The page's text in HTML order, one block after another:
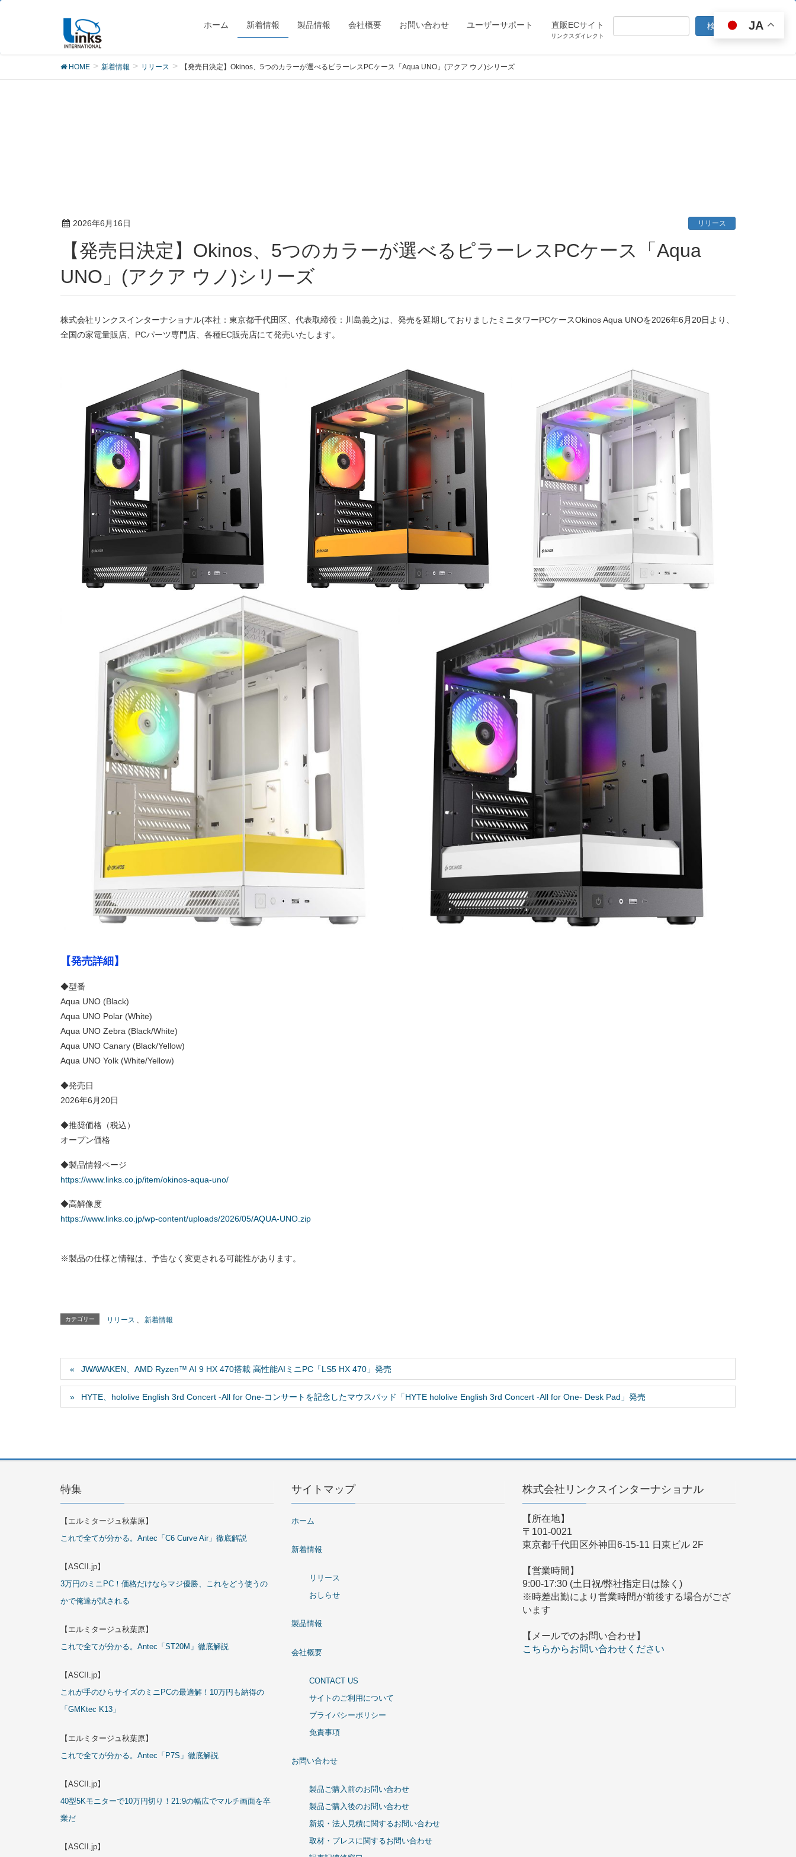
ホーム 新着情報 製品情報 会社概要 お問い合わせ ユーザーサポート 直販ECサイト
リンクスダイレクト
リリース
HOME 新着情報 リリース 【発売日決定】Okinos、5つのカラーが選べるピラーレスPCケース「Aqua UNO」(アクア ウノ)シリーズ
2026年6月16日 リリース
【発売日決定】Okinos、5つのカラーが選べるピラーレスPCケース「Aqua
UNO」(アクア ウノ)シリーズ
株式会社リンクスインターナショナル(本社：東京都千代田区、代表取締役：川島義之)は、発売を延期しておりましたミニタワーPCケースOkinos Aqua UNOを2026年6月20日より、
全国の家電量販店、PCパーツ専門店、各種EC販売店にて発売いたします。
【発売詳細】
◆型番
Aqua UNO (Black)
Aqua UNO Polar (White)
Aqua UNO Zebra (Black/White)
Aqua UNO Canary (Black/Yellow)
Aqua UNO Yolk (White/Yellow)
◆発売日
2026年6月20日
◆推奨価格（税込）
オープン価格
◆製品情報ページ
https://www.links.co.jp/item/okinos-aqua-uno/
◆高解像度
https://www.links.co.jp/wp-content/uploads/2026/05/AQUA-UNO.zip
※製品の仕様と情報は、予告なく変更される可能性があります。
カテゴリー リリース 、 新着情報
JWAWAKEN、AMD Ryzen™ AI 9 HX 470搭載 高性能AIミニPC「LS5 HX 470」発売
HYTE、hololive English 3rd Concert -All for One-コンサートを記念したマウスパッド「HYTE hololive English 3rd Concert -All for One- Desk Pad」発売
特集
【エルミタージュ秋葉原】
これで全てが分かる。Antec「C6 Curve Air」徹底解説
【ASCII.jp】
3万円のミニPC！価格だけならマジ優勝、これをどう使うの
かで俺達が試される
【エルミタージュ秋葉原】
これで全てが分かる。Antec「ST20M」徹底解説
【ASCII.jp】
これが手のひらサイズのミニPCの最適解！10万円も納得の
「GMKtec K13」
【エルミタージュ秋葉原】
これで全てが分かる。Antec「P7S」徹底解説
【ASCII.jp】
40型5Kモニターで10万円切り！21:9の幅広でマルチ画面を卒
業だ
【ASCII.jp】
サイトマップ
ホーム
新着情報
リリース
おしらせ
製品情報
会社概要
CONTACT US
サイトのご利用について
プライバシーポリシー
免責事項
お問い合わせ
製品ご購入前のお問い合わせ
製品ご購入後のお問い合わせ
新規・法人見積に関するお問い合わせ
取材・プレスに関するお問い合わせ
株式会社リンクスインターナショナル
【所在地】
〒101-0021
東京都千代田区外神田6-15-11 日東ビル 2F
【営業時間】
9:00-17:30 (土日祝/弊社指定日は除く)
※時差出勤により営業時間が前後する場合がござ
います
【メールでのお問い合わせ】
こちらからお問い合わせください
JA